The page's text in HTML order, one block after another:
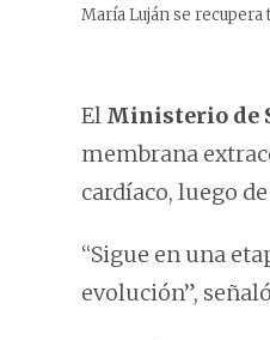
María Luján se
El Ministerio de
membrana
cardíaco, luego
“Sigue en una
evolución”,